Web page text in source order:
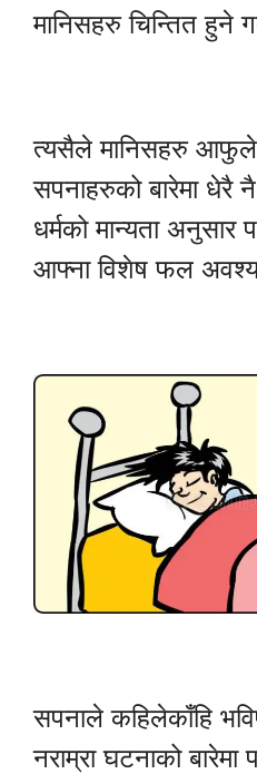
मानिसहरु चिन्तित हुने
त्यसैले मानिसहरु आफुले
सपनाहरुको बारेमा धेरै
धर्मको मान्यता
आफ्ना विशेष फल
सपनाले कहिलेकाँहि
नराम्रा घटनाको